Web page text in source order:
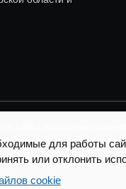
для работы
или отклонить
cookie